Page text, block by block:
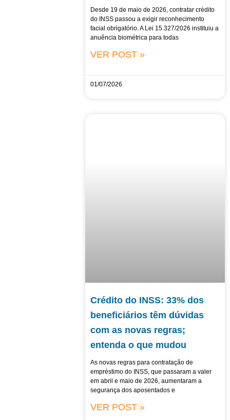
Desde 19 de maio de 2026, contratar crédito
do INSS passou a exigir reconhecimento
facial obrigatório. A Lei 15.327/2026 instituiu a
anuência biométrica para todas
VER POST »
01/07/2026
Crédito do INSS: 33% dos
beneficiários têm dúvidas
com as novas regras;
entenda o que mudou
As novas regras para contratação de
empréstimo do INSS, que passaram a valer
em abril e maio de 2026, aumentaram a
segurança dos aposentados e
VER POST »